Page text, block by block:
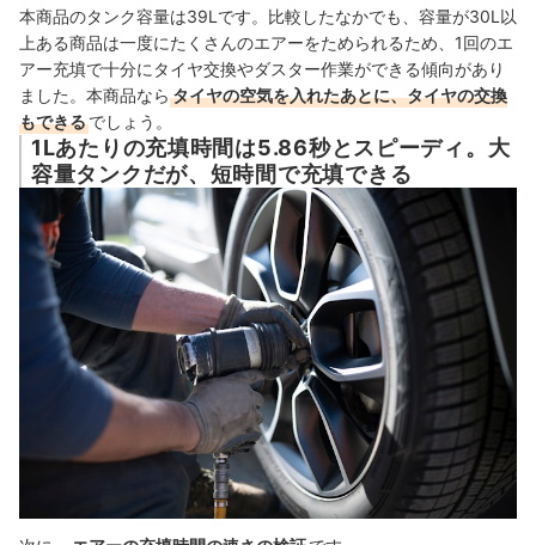
本商品のタンク容量は39Lです。比較したなかでも、容量が30L以
上ある商品は一度にたくさんのエアーをためられるため、1回のエ
アー充填で十分にタイヤ交換やダスター作業ができる傾向があり
ました。本商品なら タイヤの空気を入れたあとに、タイヤの交換
もできるでしょう。
1Lあたりの充填時間は5.86秒とスピーディ。大
容量タンクだが、短時間で充填できる